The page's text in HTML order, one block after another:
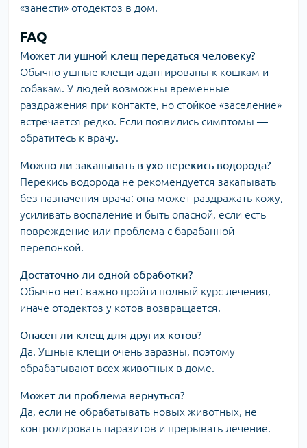
«занести» отодектоз в дом.
FAQ
Может ли ушной клещ передаться человеку?
Обычно ушные клещи адаптированы к кошкам и
собакам. У людей возможны временные
раздражения при контакте, но стойкое «заселение»
встречается редко. Если появились симптомы —
обратитесь к врачу.
Можно ли закапывать в ухо перекись водорода?
Перекись водорода не рекомендуется закапывать
без назначения врача: она может раздражать кожу,
усиливать воспаление и быть опасной, если есть
повреждение или проблема с барабанной
перепонкой.
Достаточно ли одной обработки?
Обычно нет: важно пройти полный курс лечения,
иначе отодектоз у котов возвращается.
Опасен ли клещ для других котов?
Да. Ушные клещи очень заразны, поэтому
обрабатывают всех животных в доме.
Может ли проблема вернуться?
Да, если не обрабатывать новых животных, не
контролировать паразитов и прерывать лечение.